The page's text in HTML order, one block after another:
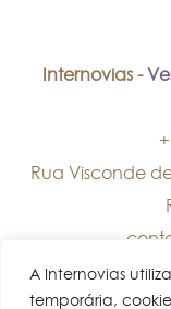
A Internovias
temporária,
Internovias -
Rua Visconde